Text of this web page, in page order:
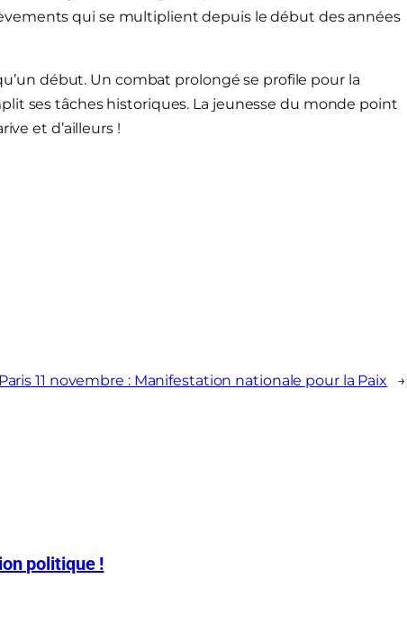
qui se multiplient depuis le début des années
début. Un combat prolongé se profile pour la
ses tâches historiques. La jeunesse du monde point
et d’ailleurs !
Paris 11 novembre : Manifestation nationale pour la Paix →
politique !